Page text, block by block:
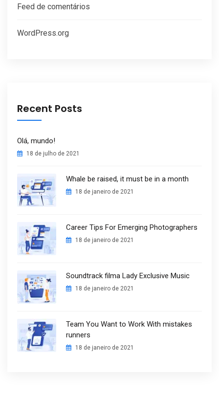
Feed de comentários
WordPress.org
Recent Posts
Olá, mundo!
18 de julho de 2021
Whale be raised, it must be in a month
18 de janeiro de 2021
Career Tips For Emerging Photographers
18 de janeiro de 2021
Soundtrack filma Lady Exclusive Music
18 de janeiro de 2021
Team You Want to Work With mistakes
runners
18 de janeiro de 2021